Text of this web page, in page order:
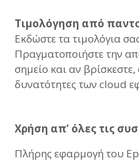
Τιμολόγηση από
Εκδώστε τα τιμολόγια
Πραγματοποιήστε την
σημείο και αν βρίσκεστε,
δυνατότητες των cloud
Χρήση απ’ όλες τις
Πλήρης εφαρμογή του